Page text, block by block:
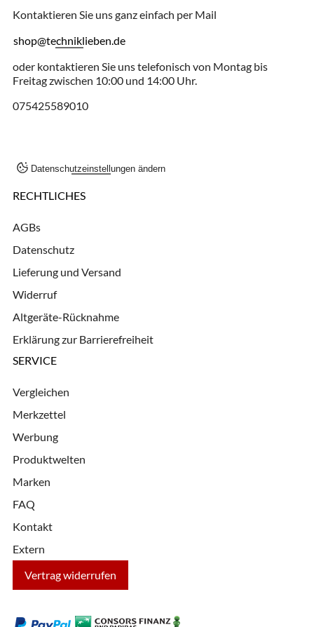
Kontaktieren Sie uns ganz einfach per Mail
shop@techniklieben.de
oder kontaktieren Sie uns telefonisch von Montag bis
Freitag zwischen 10:00 und 14:00 Uhr.
075425589010
Datenschutzeinstellungen ändern
RECHTLICHES
AGBs
Datenschutz
Lieferung und Versand
Widerruf
Altgeräte-Rücknahme
Erklärung zur Barrierefreiheit
SERVICE
Vergleichen
Merkzettel
Werbung
Produktwelten
Marken
FAQ
Kontakt
Extern
Vertrag widerrufen